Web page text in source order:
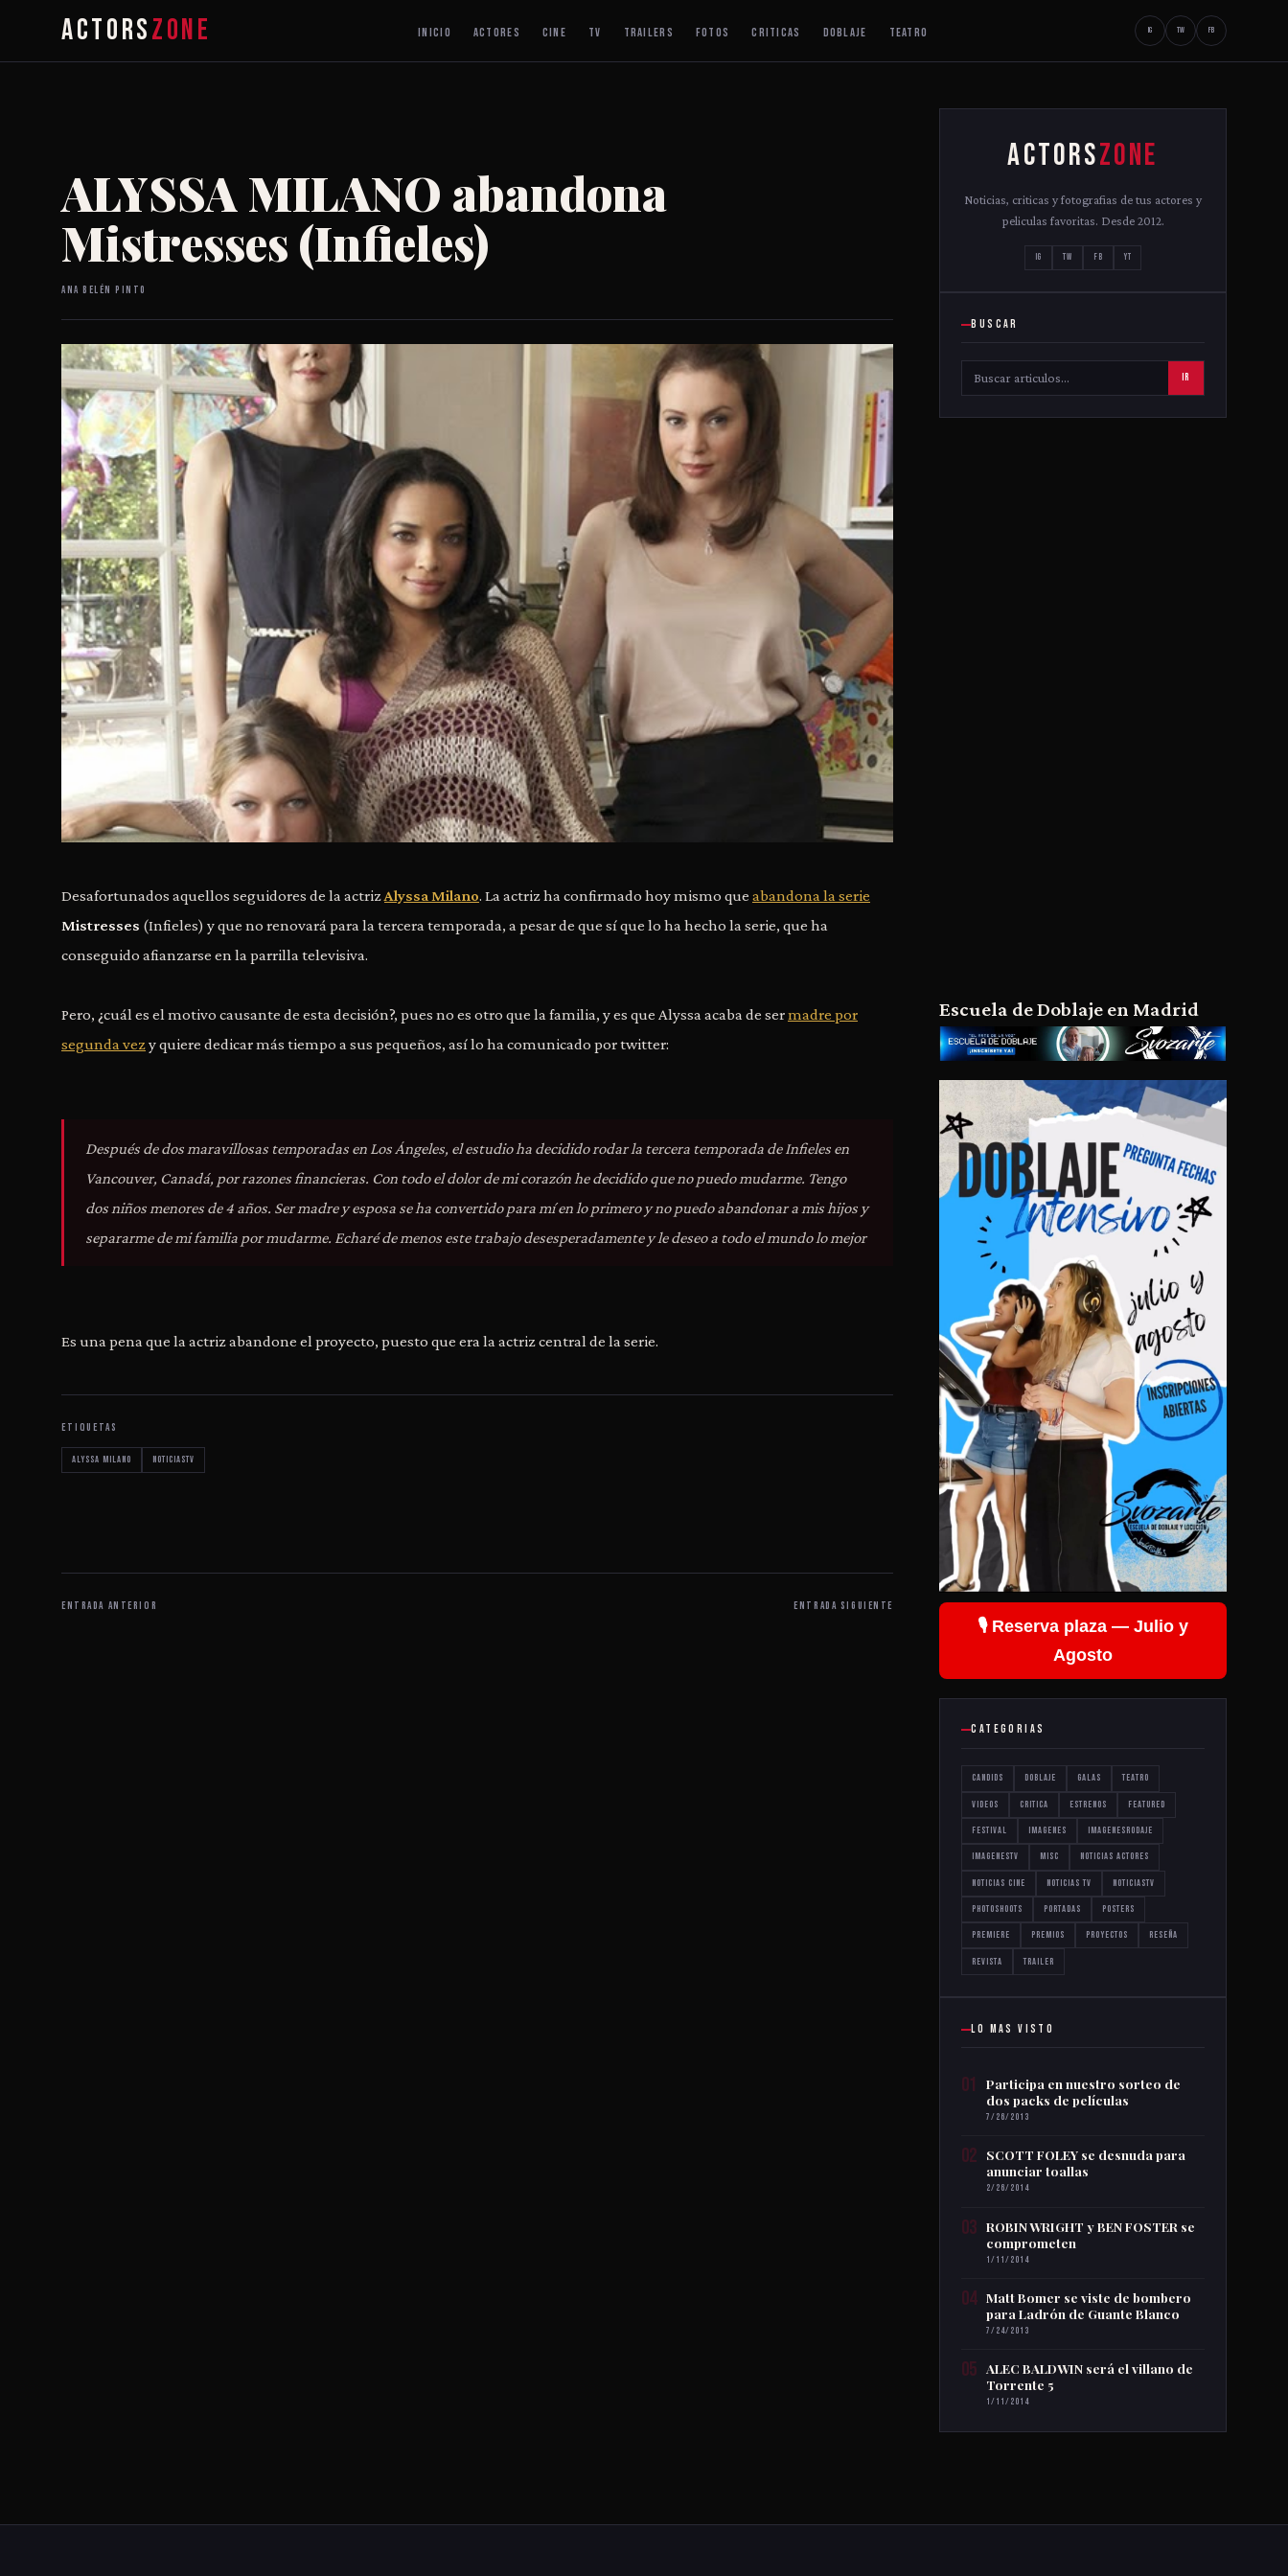
ACTORSZONE INICIO ACTORES CINE TV TRAILERS FOTOS CRITICAS DOBLAJE TEATRO IG TW FB
ALYSSA MILANO abandona
Mistresses (Infieles)
Ana Belén Pinto
Desafortunados aquellos seguidores de la actrizAlyssa Milano. La actriz ha confirmado hoy mismo que abandona la serie
Mistresses (Infieles) y que no renovará para la tercera temporada, a pesar de que sí que lo ha hecho la serie, que ha
conseguido afianzarse en la parrilla televisiva.
Pero, ¿cuál es el motivo causante de esta decisión?, pues no es otro que la familia, y es que Alyssa acaba de sermadre por
segunda vezy quiere dedicar más tiempo a sus pequeños, así lo ha comunicado por twitter:
Después de dos maravillosas temporadas en Los Ángeles, el estudio ha decidido rodar la tercera temporada de Infieles en
Vancouver, Canadá, por razones financieras. Con todo el dolor de mi corazón he decidido que no puedo mudarme. Tengo
dos niños menores de 4 años. Ser madre y esposa se ha convertido para mí en lo primero y no puedo abandonar a mis hijos y
separarme de mi familia por mudarme. Echaré de menos este trabajo desesperadamente y le deseo a todo el mundo lo mejor
Es una pena que la actriz abandone el proyecto, puesto que era la actriz central de la serie.
ETIQUETAS
Alyssa Milano noticiastv
ENTRADA ANTERIOR ENTRADA SIGUIENTE
ACTORSZONE
Noticias, criticas y fotografias de tus actores y
peliculas favoritas. Desde 2012.
IG TW FB YT
BUSCAR
IR
Escuela de Doblaje en Madrid
🎙️ Reserva plaza — Julio y
Agosto
CATEGORIAS
Candids Doblaje Galas Teatro
Videos critica estrenos featured
festival imagenes imagenesrodaje
imagenestv misc noticias actores
noticias cine noticias tv noticiastv
photoshoots portadas posters
premiere premios proyectos reseña
revista trailer
LO MAS VISTO
01
Participa en nuestro sorteo de
dos packs de películas
7/26/2013
02
SCOTT FOLEY se desnuda para
anunciar toallas
2/26/2014
03 ROBIN WRIGHT y BEN FOSTER se
comprometen
1/11/2014
04 Matt Bomer se viste de bombero
para Ladrón de Guante Blanco
7/24/2013
05
ALEC BALDWIN será el villano de
Torrente 5
1/11/2014